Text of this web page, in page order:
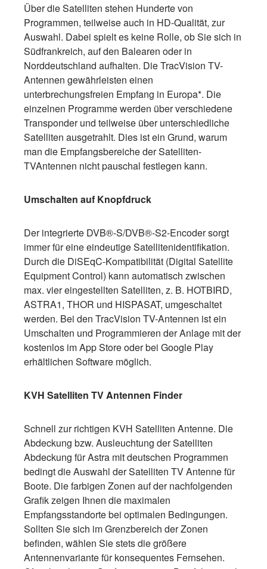
Über die Satelliten stehen Hunderte von
Programmen, teilweise auch in HD-Qualität, zur
Auswahl. Dabei spielt es keine Rolle, ob Sie sich in
Südfrankreich, auf den Balearen oder in
Norddeutschland aufhalten. Die TracVision TV-
Antennen gewährleisten einen
unterbrechungsfreien Empfang in Europa*. Die
einzelnen Programme werden über verschiedene
Transponder und teilweise über unterschiedliche
Satelliten ausgetrahlt. Dies ist ein Grund, warum
man die Empfangsbereiche der Satelliten-
TVAntennen nicht pauschal festlegen kann.
Umschalten auf Knopfdruck
Der integrierte DVB®-S/DVB®-S2-Encoder sorgt
immer für eine eindeutige Satellitenidentifikation.
Durch die DiSEqC-Kompatibilität (Digital Satellite
Equipment Control) kann automatisch zwischen
max. vier eingestellten Satelliten, z. B. HOTBIRD,
ASTRA1, THOR und HISPASAT, umgeschaltet
werden. Bei den TracVision TV-Antennen ist ein
Umschalten und Programmieren der Anlage mit der
kostenlos im App Store oder bei Google Play
erhältlichen Software möglich.
KVH Satelliten TV Antennen Finder
Schnell zur richtigen KVH Satelliten Antenne. Die
Abdeckung bzw. Ausleuchtung der Satelliten
Abdeckung für Astra mit deutschen Programmen
bedingt die Auswahl der Satelliten TV Antenne für
Boote. Die farbigen Zonen auf der nachfolgenden
Grafik zeigen Ihnen die maximalen
Empfangsstandorte bei optimalen Bedingungen.
Sollten Sie sich im Grenzbereich der Zonen
befinden, wählen Sie stets die größere
Antennenvariante für konsequentes Fernsehen.